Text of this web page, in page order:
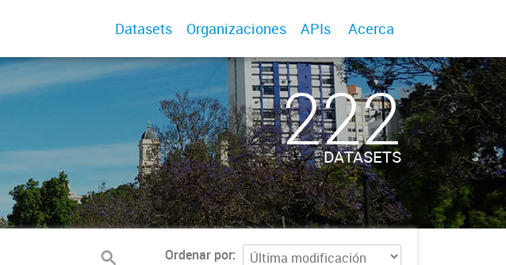
Datasets Organizaciones APIs Acerca
222
DATASETS
Ordenar por